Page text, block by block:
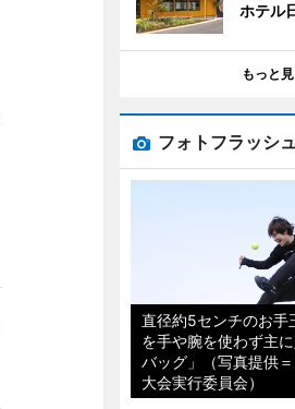
ホテル
もっと
フォトフラッシュ
直径約5センチのお手
を手や腕を使わず主
バッグ」（写真提供
大会実行委員会）